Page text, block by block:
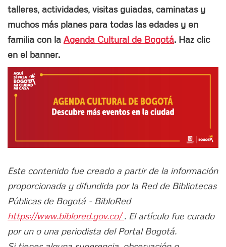
talleres, actividades, visitas guiadas, caminatas y
muchos más planes para todas las edades y en
familia con la Agenda Cultural de Bogotá. Haz clic
en el banner.
Este contenido fue creado a partir de la información
proporcionada y difundida por la Red de Bibliotecas
Públicas de Bogotá - BibloRed
https://www.biblored.gov.co/. El artículo fue curado
por un o una periodista del Portal Bogotá.